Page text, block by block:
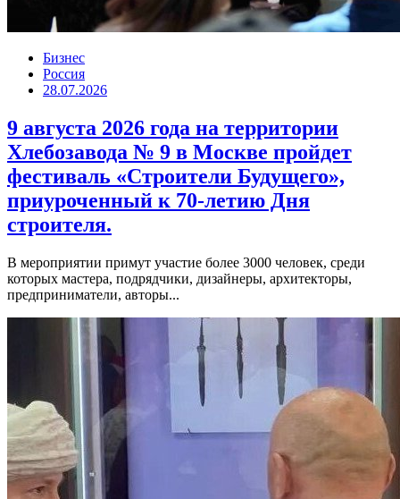
Бизнес
Россия
28.07.2026
9 августа 2026 года на территории
Хлебозавода № 9 в Москве пройдет
фестиваль «Строители Будущего»,
приуроченный к 70-летию Дня
строителя.
В мероприятии примут участие более 3000 человек, среди
которых мастера, подрядчики, дизайнеры, архитекторы,
предприниматели, авторы...